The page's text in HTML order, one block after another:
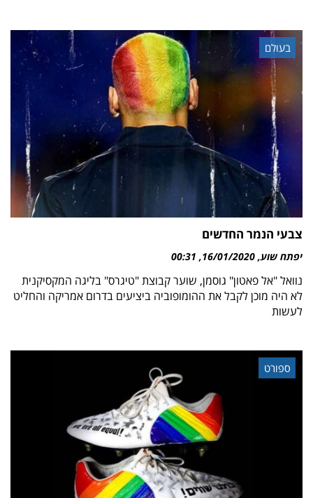
בעולם
צבעי הנמר החדשים
יפתח שוע 16/01/2020
00:31
נוואל "אל פאטון" גוסמן, שוער קבוצת "טיגרס" בליגה המקסיקנית
לא היה מוכן לקבל את ההומופוביה ביציעים בדרום אמריקה והחליט
לעשות
ספורט